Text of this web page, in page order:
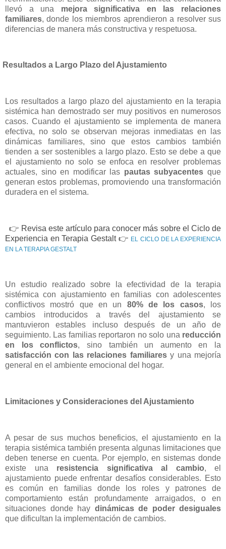
llevó a una mejora significativa en las relaciones
familiares, donde los miembros aprendieron a resolver sus
diferencias de manera más constructiva y respetuosa.
Resultados a Largo Plazo del Ajustamiento
Los resultados a largo plazo del ajustamiento en la terapia
sistémica han demostrado ser muy positivos en numerosos
casos. Cuando el ajustamiento se implementa de manera
efectiva, no solo se observan mejoras inmediatas en las
dinámicas familiares, sino que estos cambios también
tienden a ser sostenibles a largo plazo. Esto se debe a que
el ajustamiento no solo se enfoca en resolver problemas
actuales, sino en modificar las pautas subyacentes que
generan estos problemas, promoviendo una transformación
duradera en el sistema.
👉 Revisa este artículo para conocer más sobre el Ciclo de
Experiencia en Terapia Gestalt 👉 EL CICLO DE LA EXPERIENCIA
EN LA TERAPIA GESTALT
Un estudio realizado sobre la efectividad de la terapia
sistémica con ajustamiento en familias con adolescentes
conflictivos mostró que en un 80% de los casos, los
cambios introducidos a través del ajustamiento se
mantuvieron estables incluso después de un año de
seguimiento. Las familias reportaron no solo una reducción
en los conflictos, sino también un aumento en la
satisfacción con las relaciones familiaresy una mejoría
general en el ambiente emocional del hogar.
Limitaciones y Consideraciones del Ajustamiento
A pesar de sus muchos beneficios, el ajustamiento en la
terapia sistémica también presenta algunas limitaciones que
deben tenerse en cuenta. Por ejemplo, en sistemas donde
existe una resistencia significativa al cambio, el
ajustamiento puede enfrentar desafíos considerables. Esto
es común en familias donde los roles y patrones de
comportamiento están profundamente arraigados, o en
situaciones donde hay dinámicas de poder desiguales
que dificultan la implementación de cambios.